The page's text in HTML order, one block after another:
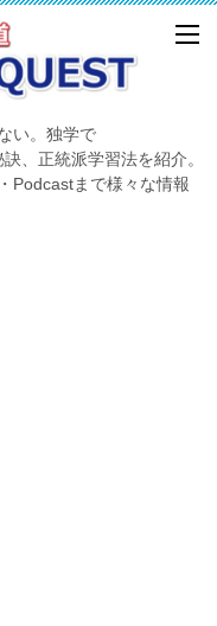
い。独学で
、正統派学習法を紹介。
Podcastまで様々な情報